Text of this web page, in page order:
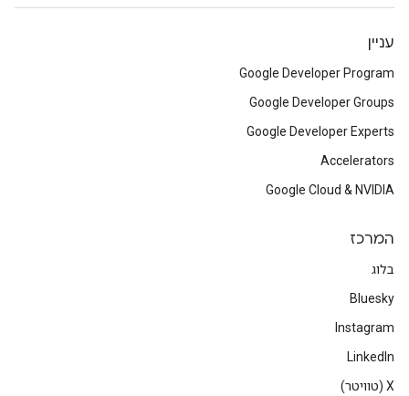
עניין
Google Developer Program
Google Developer Groups
Google Developer Experts
Accelerators
Google Cloud & NVIDIA
המרכז
בלוג
Bluesky
Instagram
LinkedIn
‫X (טוויטר)